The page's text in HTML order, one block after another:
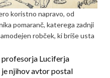
koristno napra­vo, od
pomaranč, katerega zadnji
robček, ki briše usta
profesorja Luciferja
njihov avtor postal